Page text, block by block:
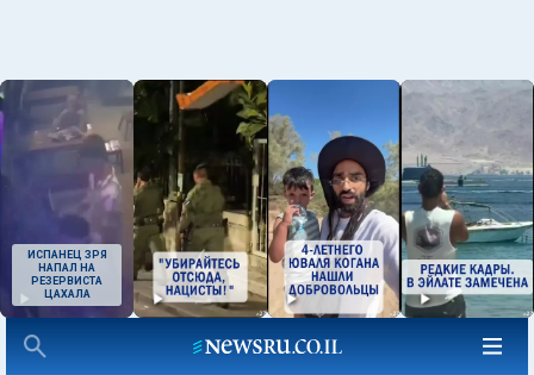
ИСПАНЕЦ ЗРЯ
НАПАЛ НА
РЕЗЕРВИСТА
ЦАХАЛА